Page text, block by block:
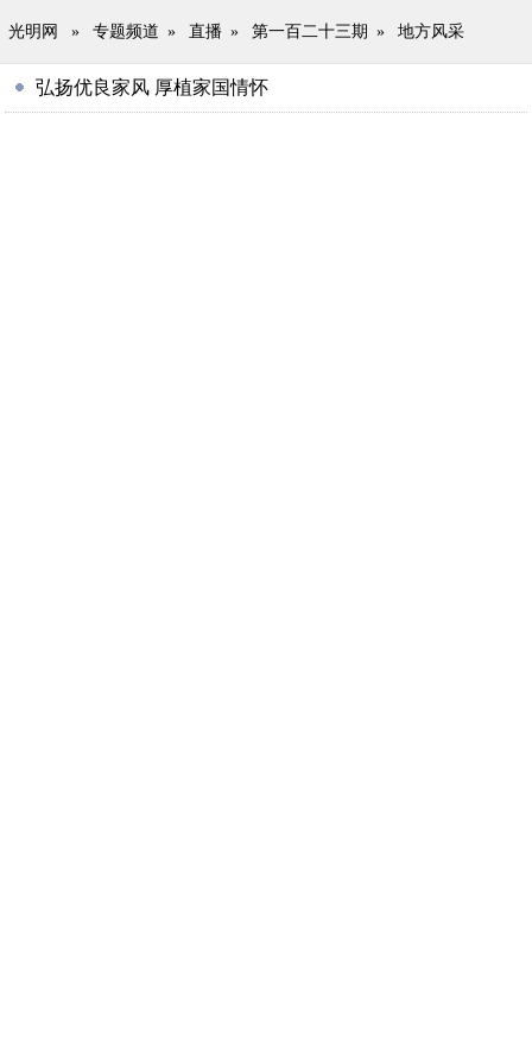
光明网 » 专题频道 » 直播 » 第一百二十三期 » 地方风采
弘扬优良家风 厚植家国情怀